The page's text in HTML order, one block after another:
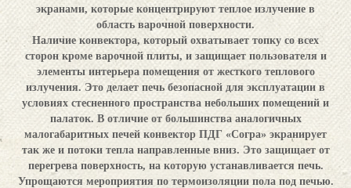
экранами, которые концентрируют теплое излучение в
область варочной поверхности.
Наличие конвектора, который охватывает топку со всех
сторон кроме варочной плиты, и защищает пользователя и
элементы интерьера помещения от жесткого теплового
излучения. Это делает печь безопасной для эксплуатации в
условиях стесненного пространства небольших помещений и
палаток. В отличие от большинства аналогичных
малогабаритных печей конвектор ПДГ «Согра» экранирует
так же и потоки тепла направленные вниз. Это защищает от
перегрева поверхность, на которую устанавливается печь.
Упрощаются мероприятия по термоизоляции пола под печью.